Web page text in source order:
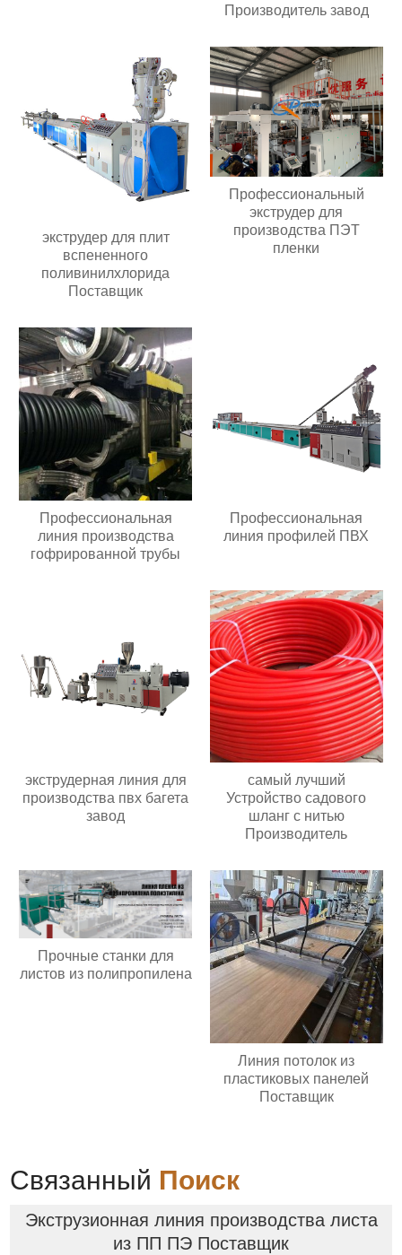
Производитель завод
экструдер для плит
вспененного
поливинилхлорида
Поставщик
Профессиональный
экструдер для
производства ПЭТ
пленки
Профессиональная
линия производства
гофрированной трубы
Профессиональная
линия профилей ПВХ
экструдерная линия для
производства пвх багета
завод
самый лучший
Устройство садового
шланг с нитью
Производитель
Прочные станки для
листов из полипропилена
Линия потолок из
пластиковых панелей
Поставщик
Связанный Поиск
Экструзионная линия производства листа
из ПП ПЭ Поставщик